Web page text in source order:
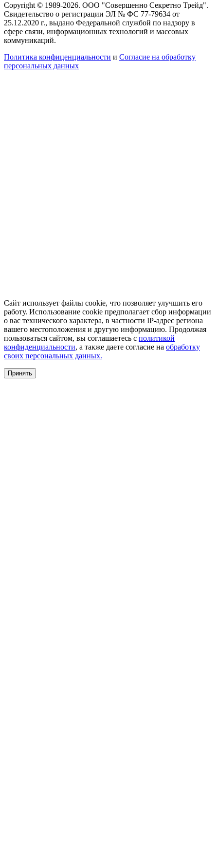
Copyright © 1989-2026. ООО "Совершенно Секретно Трейд".
Свидетельство о регистрации ЭЛ № ФС 77-79634 от
25.12.2020 г., выдано Федеральной службой по надзору в
сфере связи, информационных технологий и массовых
коммуникаций.
Политика конфиценциальности и Согласие на обработку
персональных данных
Сайт использует файлы cookie, что позволяет улучшить его
работу. Использование cookie предполагает сбор информации
о вас технического характера, в частности IP-адрес региона
вашего местоположения и другую информацию. Продолжая
пользоваться сайтом, вы соглашаетесь с политикой
конфиденциальности, а также даете согласие на обработку
своих персональных данных.
Принять